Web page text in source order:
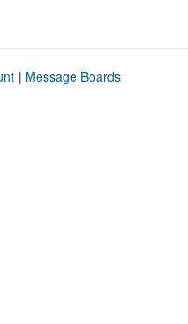
| Message Boards